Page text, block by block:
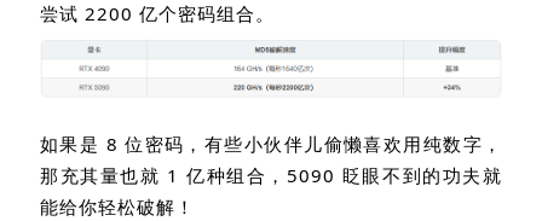
尝试 2200 亿个密码组合。
如果是 8位密码，有些小伙伴儿偷懒喜欢用纯数字，
那充其量也就 1 亿种组合， 5090 眨眼不到的功夫就
能给你轻松破解！